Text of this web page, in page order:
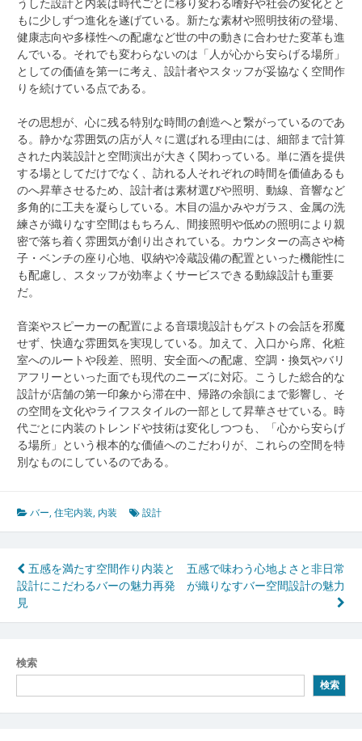
もに少しずつ進化を遂げている。新たな素材や照明技術の登場、
健康志向や多様性への配慮など世の中の動きに合わせた変革も進
んでいる。それでも変わらないのは「人が心から安らげる場所」
としての価値を第一に考え、設計者やスタッフが妥協なく空間作
りを続けている点である。
その思想が、心に残る特別な時間の創造へと繋がっているのであ
る。静かな雰囲気の店が人々に選ばれる理由には、細部まで計算
された内装設計と空間演出が大きく関わっている。単に酒を提供
する場としてだけでなく、訪れる人それぞれの時間を価値あるも
のへ昇華させるため、設計者は素材選びや照明、動線、音響など
多角的に工夫を凝らしている。木目の温かみやガラス、金属の洗
練さが織りなす空間はもちろん、間接照明や低めの照明により親
密で落ち着く雰囲気が創り出されている。カウンターの高さや椅
子・ベンチの座り心地、収納や冷蔵設備の配置といった機能性に
も配慮し、スタッフが効率よくサービスできる動線設計も重要
だ。
音楽やスピーカーの配置による音環境設計もゲストの会話を邪魔
せず、快適な雰囲気を実現している。加えて、入口から席、化粧
室へのルートや段差、照明、安全面への配慮、空調・換気やバリ
アフリーといった面でも現代のニーズに対応。こうした総合的な
設計が店舗の第一印象から滞在中、帰路の余韻にまで影響し、そ
の空間を文化やライフスタイルの一部として昇華させている。時
代ごとに内装のトレンドや技術は変化しつつも、「心から安らげ
る場所」という根本的な価値へのこだわりが、これらの空間を特
別なものにしているのである。
バー,住宅内装, 内装 設計
投
稿
ナ
ビ
ゲ
ー
五感を満たす空間作り内装と
設計にこだわるバーの魅力再発
見
五感で味わう心地よさと非日常
が織りなすバー空間設計の魅力
検索
検索